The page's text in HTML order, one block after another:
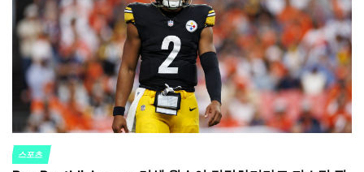
POSTED
스포츠